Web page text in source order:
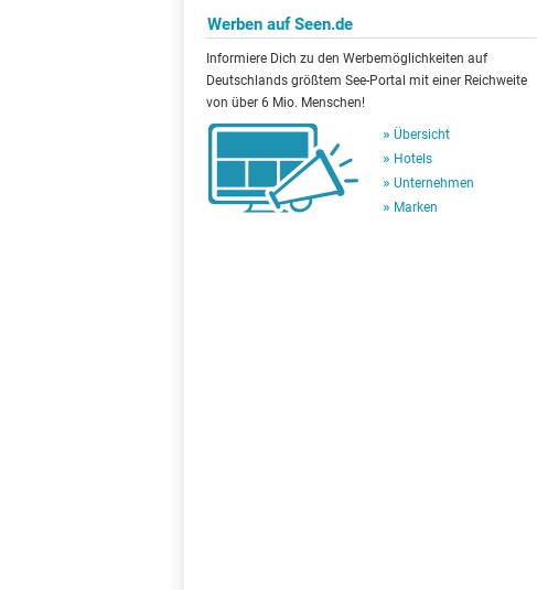
Werben auf Seen.de
Informiere Dich zu den Werbemöglichkeiten auf
Deutschlands größtem See-Portal mit einer Reichweite
von über 6 Mio. Menschen!
Übersicht
Hotels
Unternehmen
Marken